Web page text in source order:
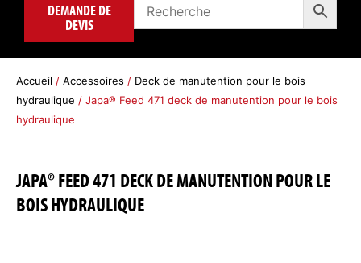
DEMANDE DE
DEVIS
Accueil / Accessoires / Deck de manutention pour le bois
hydraulique / Japa® Feed 471 deck de manutention pour le bois
hydraulique
JAPA® FEED 471 DECK DE MANUTENTION POUR LE
BOIS HYDRAULIQUE